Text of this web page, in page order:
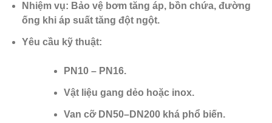
Nhiệm vụ: Bảo vệ bơm tăng áp, bồn chứa, đường
ống khi áp suất tăng đột ngột.
Yêu cầu kỹ thuật:
PN10 – PN16.
Vật liệu gang dẻo hoặc inox.
Van cỡ DN50–DN200 khá phổ biến.